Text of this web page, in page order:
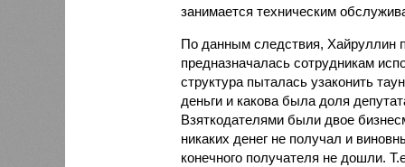
занимается техническим
По данным следствия, Хайруллин
предназначалась сотрудникам
структура пыталась узаконить
деньги и какова была доля
Взяткодателями были двое
никаких денег не получал и
конечного получателя не дошли.